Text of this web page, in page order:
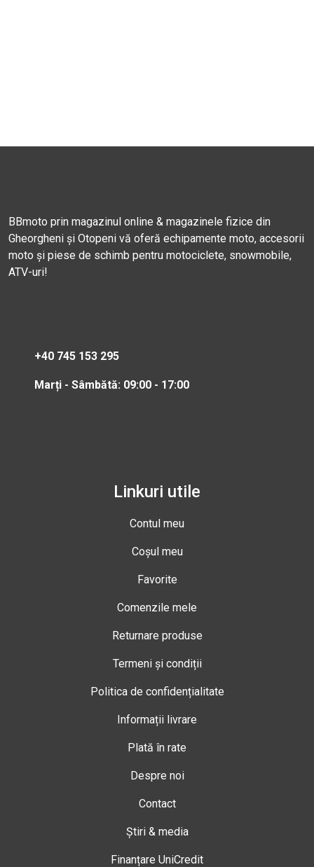
BBmoto prin magazinul online & magazinele fizice din
Gheorgheni și Otopeni vă oferă echipamente moto, accesorii
moto și piese de schimb pentru motociclete, snowmobile,
ATV-uri!
+40 745 153 295
Marți - Sâmbătă: 09:00 - 17:00
Linkuri utile
Contul meu
Coșul meu
Favorite
Comenzile mele
Returnare produse
Termeni și condiții
Politica de confidențialitate
Informații livrare
Plată în rate
Despre noi
Contact
Știri & media
Finanțare UniCredit